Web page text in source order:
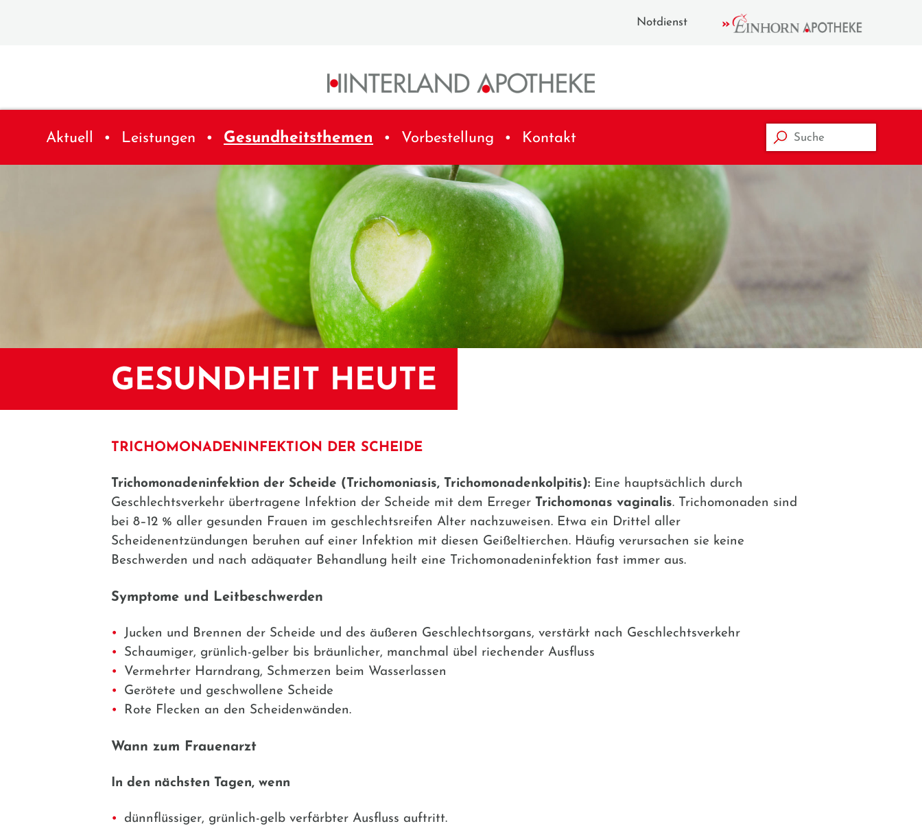
Notdienst
Aktuell Leistungen Gesundheitsthemen Vorbestellung Kontakt
GESUNDHEIT HEUTE
TRICHOMONADENINFEKTION DER SCHEIDE
Trichomonadeninfektion der Scheide (Trichomoniasis, Trichomonadenkolpitis): Eine hauptsächlich durch
Geschlechtsverkehr übertragene Infektion der Scheide mit dem Erreger Trichomonas vaginalis. Trichomonaden sind
bei 8–12 % aller gesunden Frauen im geschlechtsreifen Alter nachzuweisen. Etwa ein Drittel aller
Scheidenentzündungen beruhen auf einer Infektion mit diesen Geißeltierchen. Häufig verursachen sie keine
Beschwerden und nach adäquater Behandlung heilt eine Trichomonadeninfektion fast immer aus.
Symptome und Leitbeschwerden
Jucken und Brennen der Scheide und des äußeren Geschlechtsorgans, verstärkt nach Geschlechtsverkehr
Schaumiger, grünlich-gelber bis bräunlicher, manchmal übel riechender Ausfluss
Vermehrter Harndrang, Schmerzen beim Wasserlassen
Gerötete und geschwollene Scheide
Rote Flecken an den Scheidenwänden.
Wann zum Frauenarzt
In den nächsten Tagen, wenn
dünnflüssiger, grünlich-gelb verfärbter Ausfluss auftritt.